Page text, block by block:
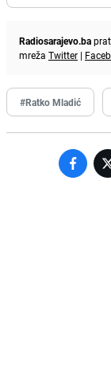
Radiosarajevo.ba
mreža Twitter |
#Ratko Mladić